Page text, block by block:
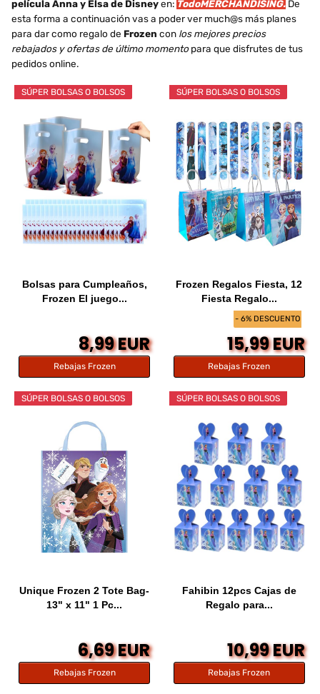
película Anna y Elsa de Disneyen: TodoMERCHANDISING. De
esta forma a continuación vas a poder ver much@s más planes
para dar como regalo de Frozen con los mejores precios
rebajados y ofertas de último momentopara que disfrutes de tus
pedidos online.
SÚPER BOLSAS O BOLSOS
Bolsas para Cumpleaños,
Frozen El juego...
8,99 EUR
Rebajas Frozen
- 6% DESCUENTO
SÚPER BOLSAS O BOLSOS
Frozen Regalos Fiesta, 12
Fiesta Regalo...
15,99 EUR
Rebajas Frozen
SÚPER BOLSAS O BOLSOS
Unique Frozen 2 Tote Bag-
13" x 11" 1 Pc...
6,69 EUR
Rebajas Frozen
SÚPER BOLSAS O BOLSOS
Fahibin 12pcs Cajas de
Regalo para...
10,99 EUR
Rebajas Frozen